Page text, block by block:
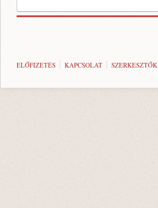
ELŐFIZETÉS KAPCSOLAT SZERKESZTŐK